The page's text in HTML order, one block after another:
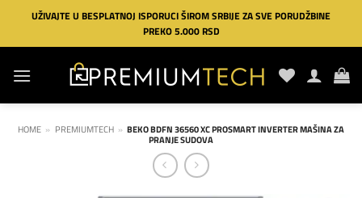
Preskoči
sadržaj
UŽIVAJTE U BESPLATNOJ ISPORUCI ŠIROM SRBIJE ZA SVE PORUDŽBINE
PREKO 5.000 RSD
HOME » PREMIUMTECH » BEKO BDFN 36560 XC PROSMART INVERTER MAŠINA ZA
PRANJE SUDOVA